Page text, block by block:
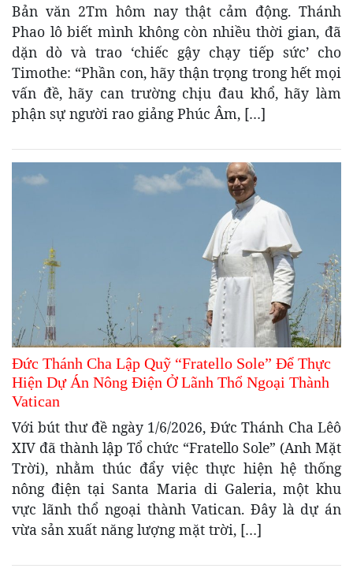
Bản văn 2Tm hôm nay thật cảm động. Thánh
Phao lô biết mình không còn nhiều thời gian, đã
dặn dò và trao ‘chiếc gậy chạy tiếp sức’ cho
Timothe: “Phần con, hãy thận trọng trong hết mọi
vấn đề, hãy can trường chịu đau khổ, hãy làm
phận sự người rao giảng Phúc Âm, […]
Đức Thánh Cha Lập Quỹ “Fratello Sole” Để Thực
Hiện Dự Án Nông Điện Ở Lãnh Thổ Ngoại Thành
Vatican
Với bút thư đề ngày 1/6/2026, Đức Thánh Cha Lêô
XIV đã thành lập Tổ chức “Fratello Sole” (Anh Mặt
Trời), nhằm thúc đẩy việc thực hiện hệ thống
nông điện tại Santa Maria di Galeria, một khu
vực lãnh thổ ngoại thành Vatican. Đây là dự án
vừa sản xuất năng lượng mặt trời, […]